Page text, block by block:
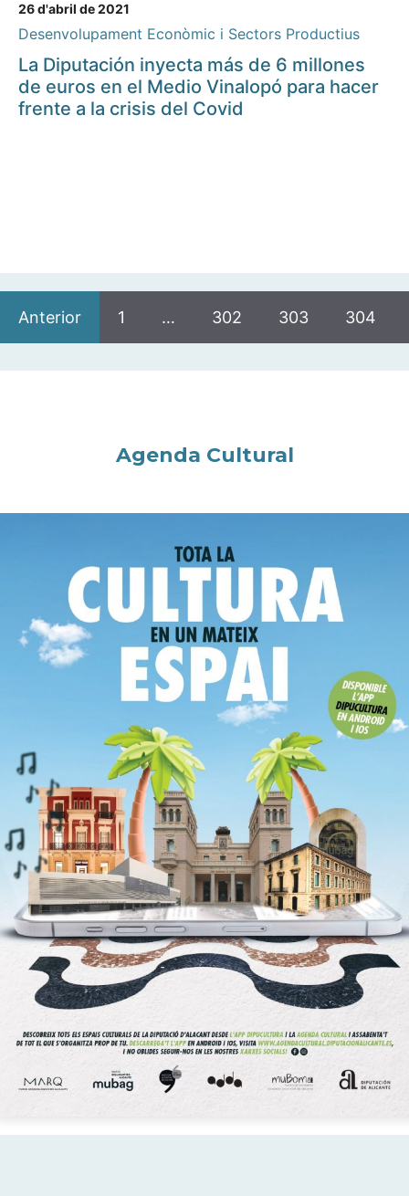
26 d'abril de 2021
Desenvolupament Econòmic i Sectors Productius
La Diputación inyecta más de 6 millones
de euros en el Medio Vinalopó para hacer
frente a la crisis del Covid
Anterior 1 … 302 303 304
Agenda Cultural